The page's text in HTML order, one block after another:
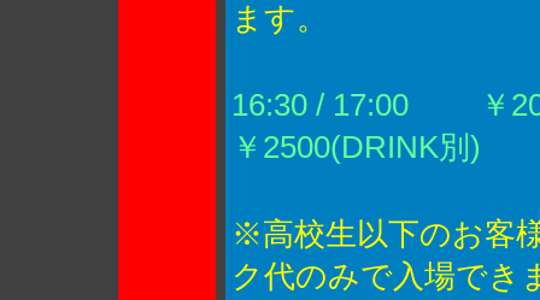
ます。
16:30 / 17:00 ￥
￥2500(DRINK別)
※高校生以下のお客
ク代のみで入場でき